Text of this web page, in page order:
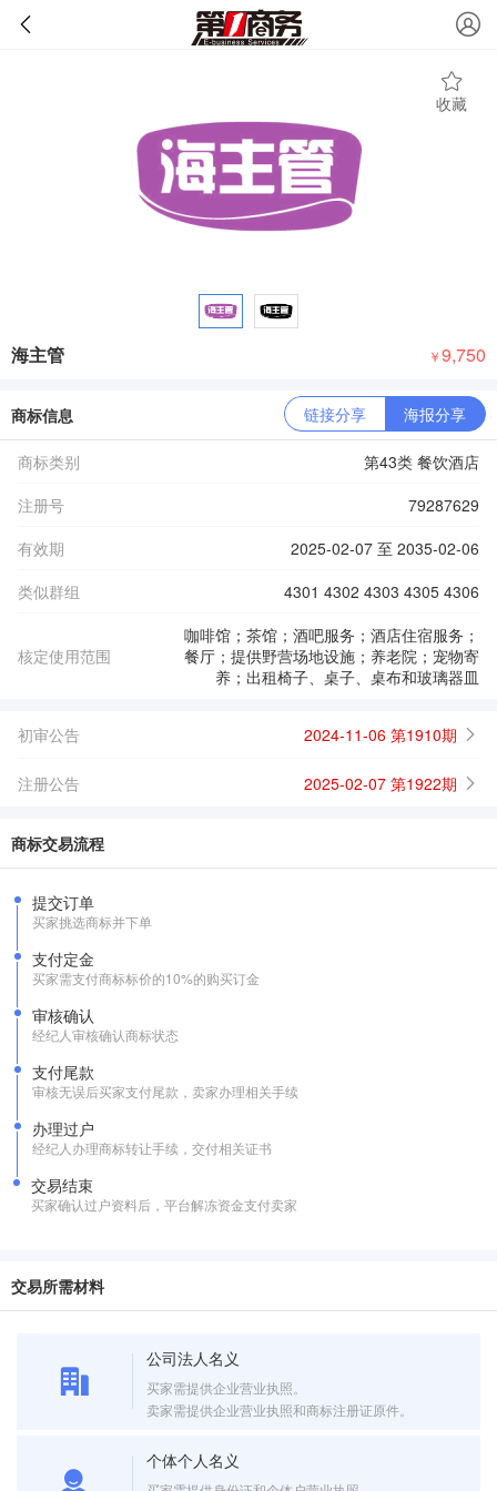
收藏
海主管 ￥9,750
商标信息 链接分享 海报分享
商标类别
第43类 餐饮酒店
注册号
79287629
有效期
2025-02-07 至 2035-02-06
类似群组
4301 4302 4303 4305 4306
核定使用范围
咖啡馆；茶馆；酒吧服务；酒店住宿服务；
餐厅；提供野营场地设施；养老院；宠物寄
养；出租椅子、桌子、桌布和玻璃器皿
初审公告 2024-11-06 第1910期
注册公告 2025-02-07 第1922期
商标交易流程
提交订单
买家挑选商标并下单
支付定金
买家需支付商标标价的10%的购买订金
审核确认
经纪人审核确认商标状态
支付尾款
审核无误后买家支付尾款，卖家办理相关手续
办理过户
经纪人办理商标转让手续，交付相关证书
交易结束
买家确认过户资料后，平台解冻资金支付卖家
交易所需材料
公司法人名义
买家需提供企业营业执照。
卖家需提供企业营业执照和商标注册证原件。
个体个人名义